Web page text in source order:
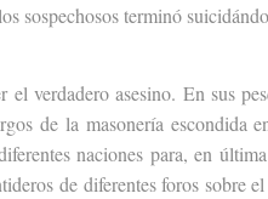
sospechosos terminó
verdadero asesino. En sus
de la masonería escondida
naciones para, en
de diferentes foros sobre